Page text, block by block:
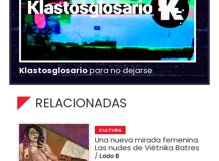
Klastosglosariopara no dejarse
RELACIONADAS
CULTURA
Una nueva mirada femenina.
Las nudes de Viétnika Batres
Lado B